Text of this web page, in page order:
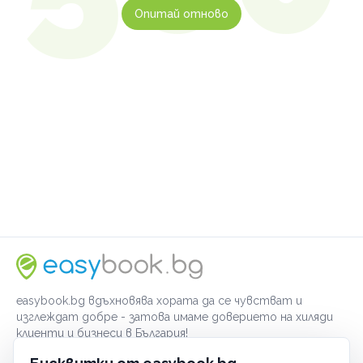
Опитай отново
easybook.bg вдъхновява хората да се чувстват и
изглеждат добре - затова имаме доверието на хиляди
клиенти и бизнеси в България!